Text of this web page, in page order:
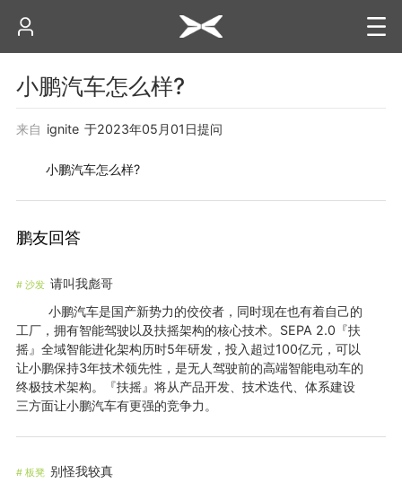
小鹏汽车怎么样?
来自 ignite 于2023年05月01日提问
小鹏汽车怎么样?
鹏友回答
# 沙发 请叫我彪哥
小鹏汽车是国产新势力的佼佼者，同时现在也有着自己的
工厂，拥有智能驾驶以及扶摇架构的核心技术。SEPA 2.0『扶
摇』全域智能进化架构历时5年研发，投入超过100亿元，可以
让小鹏保持3年技术领先性，是无人驾驶前的高端智能电动车的
终极技术架构。『扶摇』将从产品开发、技术迭代、体系建设
三方面让小鹏汽车有更强的竞争力。
# 板凳 别怪我较真